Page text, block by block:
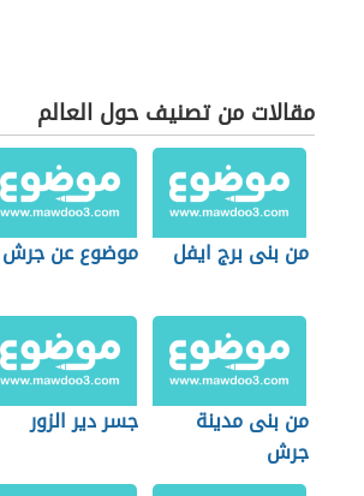
مقالات من تصنيف حول العالم
من بنى برج ايفل موضوع عن جرش
من بنى مدينة
جرش
جسر دير الزور